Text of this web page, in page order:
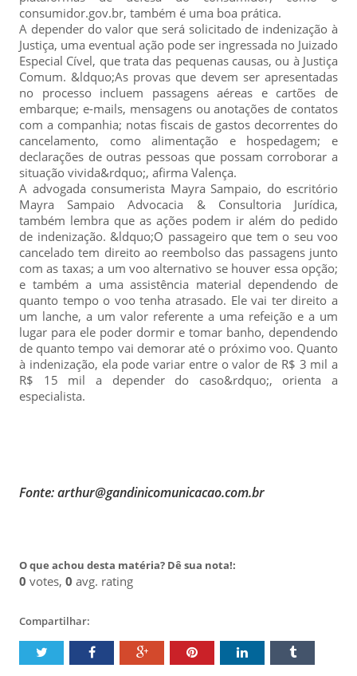
consumidor.gov.br, também é uma boa prática.
A depender do valor que será solicitado de indenização à
Justiça, uma eventual ação pode ser ingressada no Juizado
Especial Cível, que trata das pequenas causas, ou à Justiça
Comum. &ldquo;As provas que devem ser apresentadas
no processo incluem passagens aéreas e cartões de
embarque; e-mails, mensagens ou anotações de contatos
com a companhia; notas fiscais de gastos decorrentes do
cancelamento, como alimentação e hospedagem; e
declarações de outras pessoas que possam corroborar a
situação vivida&rdquo;, afirma Valença.
A advogada consumerista Mayra Sampaio, do escritório
Mayra Sampaio Advocacia & Consultoria Jurídica,
também lembra que as ações podem ir além do pedido
de indenização. &ldquo;O passageiro que tem o seu voo
cancelado tem direito ao reembolso das passagens junto
com as taxas; a um voo alternativo se houver essa opção;
e também a uma assistência material dependendo de
quanto tempo o voo tenha atrasado. Ele vai ter direito a
um lanche, a um valor referente a uma refeição e a um
lugar para ele poder dormir e tomar banho, dependendo
de quanto tempo vai demorar até o próximo voo. Quanto
à indenização, ela pode variar entre o valor de R$ 3 mil a
R$ 15 mil a depender do caso&rdquo;, orienta a
especialista.
Fonte: arthur@gandinicomunicacao.com.br
O que achou desta matéria? Dê sua nota!:
0 votes, 0 avg. rating
Compartilhar: